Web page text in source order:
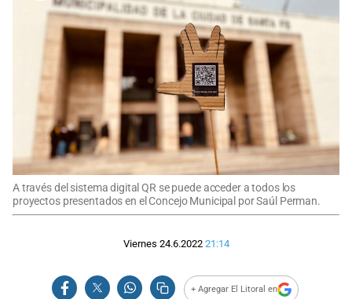
A través del sistema digital QR se puede acceder a todos los
proyectos presentados en el Concejo Municipal por Saúl Perman.
Viernes 24.6.2022 21:14
+ Agregar El Litoral en